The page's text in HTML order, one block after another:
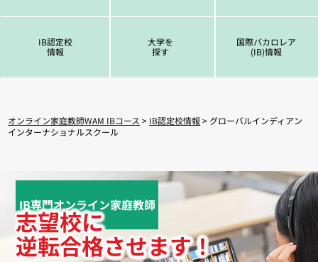
IB認定校
情報
大学を
探す
国際バカロレア
(IB)情報
オンライン家庭教師WAM IBコース > IB認定校情報 > グローバルインディアン
インターナショナルスクール
IB専門オンライン家庭教師
志望校に
逆転合格させます！